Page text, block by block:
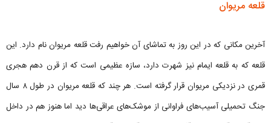
قلعه مریوان
آخرین مکانی که در این روز به تماشای آن خواهیم رفت قلعه مریوان نام دارد. این
قلعه که به قلعه ایمام نیز شهرت دارد، سازه عظیمی است که از قرن دهم هجری
قمری در نزدیکی مریوان قرار گرفته است. هر چند که قلعه مریوان در طول ۸ سال
جنگ تحمیلی آسیب‌های فراوانی از موشک‌های عراقی‌ها دید اما هنوز هم در داخل